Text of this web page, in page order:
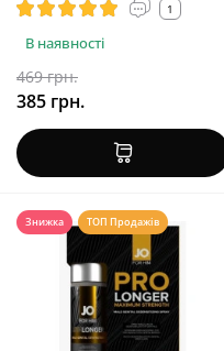
ml
1
В наявності
469 грн.
385 грн.
Знижка ТОП Продажів